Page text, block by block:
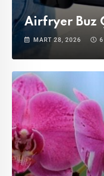
Airfryer Buz
MART 28, 2026